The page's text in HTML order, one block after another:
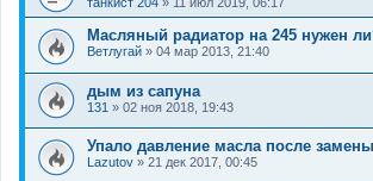
Масляный радиатор на 245 нужен
Ветлугай » 04 мар 2013, 21:40
дым из сапуна
131 » 02 ноя 2018, 19:43
Упало давление масла после
Lazutov » 21 дек 2017, 00:45